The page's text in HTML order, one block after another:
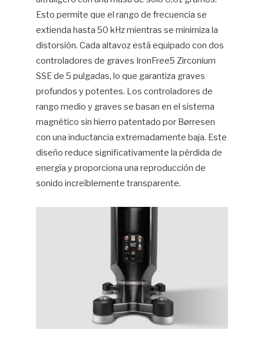
Esto permite que el rango de frecuencia se
extienda hasta 50 kHz mientras se minimiza la
distorsión. Cada altavoz está equipado con dos
controladores de graves IronFree5 Zirconium
SSE de 5 pulgadas, lo que garantiza graves
profundos y potentes. Los controladores de
rango medio y graves se basan en el sistema
magnético sin hierro patentado por Børresen
con una inductancia extremadamente baja. Este
diseño reduce significativamente la pérdida de
energía y proporciona una reproducción de
sonido increíblemente transparente.